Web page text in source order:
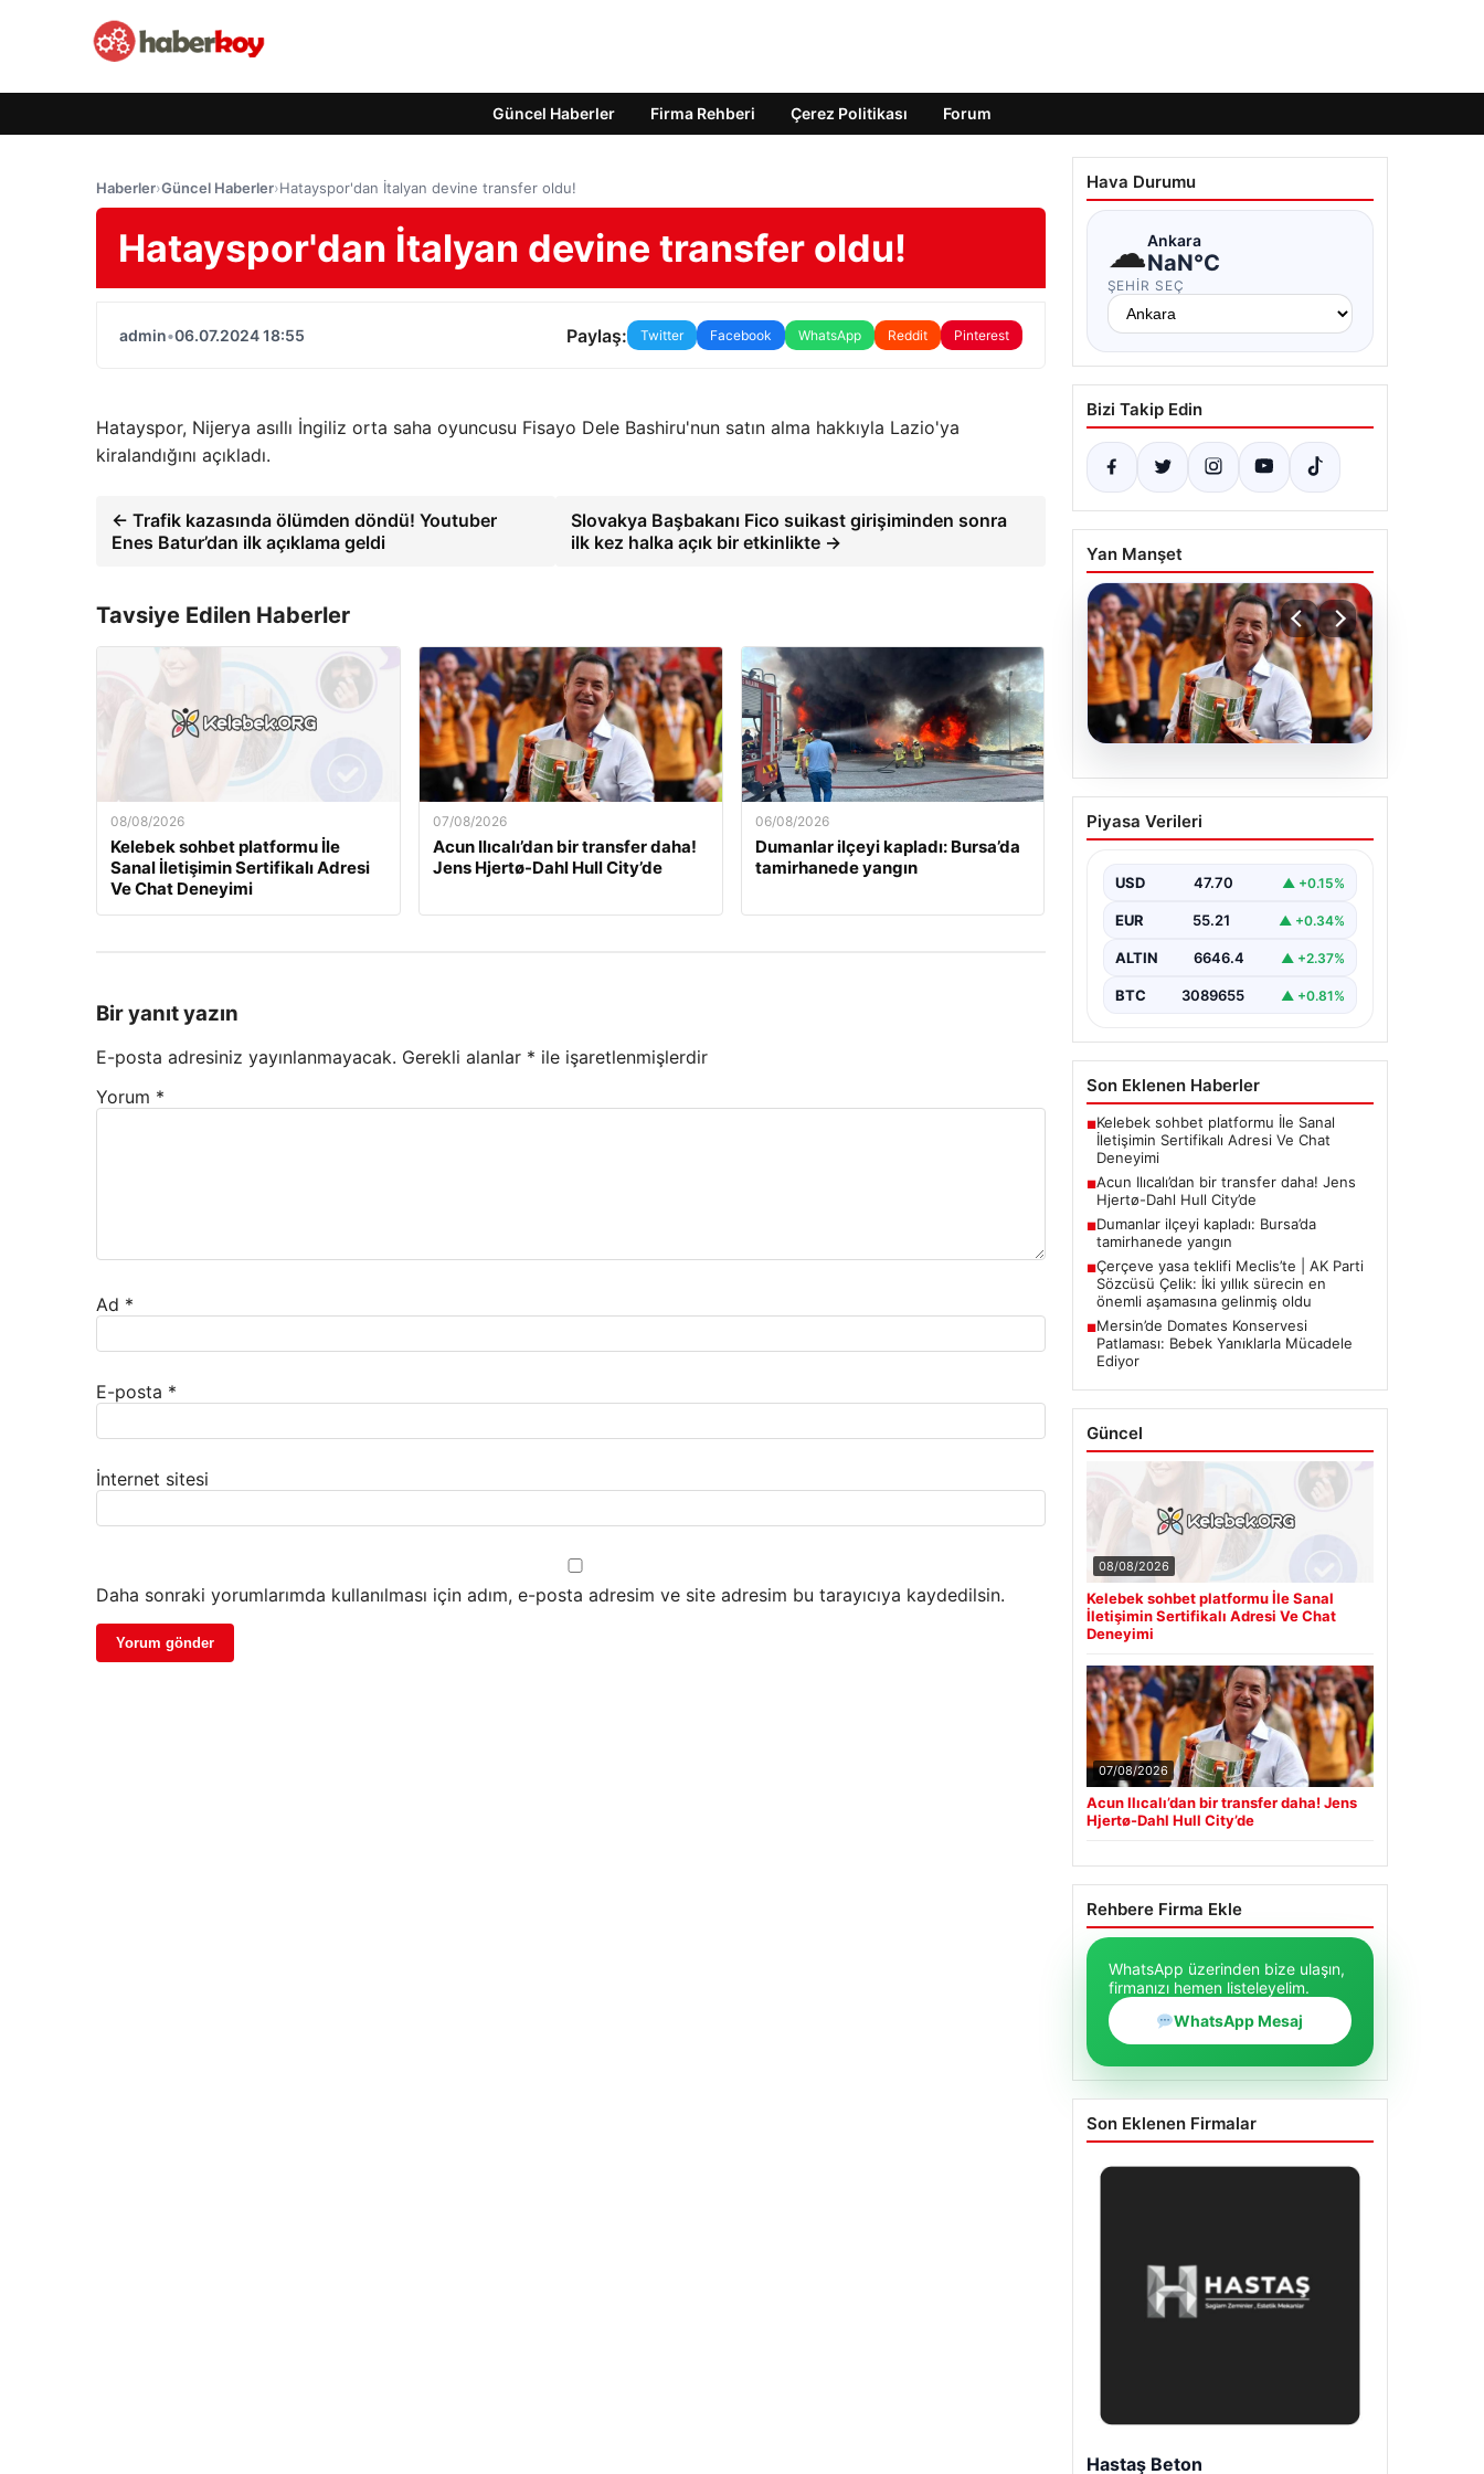
Güncel Haberler Firma Rehberi Çerez Politikası Forum
Haberler›Güncel Haberler›Hatayspor'dan İtalyan devine transfer oldu!
Hatayspor'dan İtalyan devine transfer oldu!
admin•06.07.2024 18:55 Paylaş: Twitter Facebook WhatsApp Reddit Pinterest
Hatayspor, Nijerya asıllı İngiliz orta saha oyuncusu Fisayo Dele Bashiru'nun satın alma hakkıyla Lazio'ya
kiralandığını açıkladı.
← Trafik kazasında ölümden döndü! Youtuber
Enes Batur’dan ilk açıklama geldi
Slovakya Başbakanı Fico suikast girişiminden sonra
ilk kez halka açık bir etkinlikte →
Tavsiye Edilen Haberler
08/08/2026
Kelebek sohbet platformu İle
Sanal İletişimin Sertifikalı Adresi
Ve Chat Deneyimi
07/08/2026
Acun Ilıcalı’dan bir transfer daha!
Jens Hjertø-Dahl Hull City’de
06/08/2026
Dumanlar ilçeyi kapladı: Bursa’da
tamirhanede yangın
Bir yanıt yazın
E-posta adresiniz yayınlanmayacak. Gerekli alanlar * ile işaretlenmişlerdir
Yorum *
Ad *
E-posta *
İnternet sitesi
Daha sonraki yorumlarımda kullanılması için adım, e-posta adresim ve site adresim bu tarayıcıya kaydedilsin.
Hava Durumu
☁Ankara
NaN°C
ŞEHIR SEÇ
Bizi Takip Edin
Yan Manşet
07.08.2026
Acun Ilıcalı’dan bir
transfer daha! Jens
Piyasa Verileri
USD 47.70 ▲ +0.15%
EUR 55.21 ▲ +0.34%
ALTIN 6646.4 ▲ +2.37%
BTC 3089655 ▲ +0.81%
Son Eklenen Haberler
■Kelebek sohbet platformu İle Sanal
İletişimin Sertifikalı Adresi Ve Chat
Deneyimi
■Acun Ilıcalı’dan bir transfer daha! Jens
Hjertø-Dahl Hull City’de
■Dumanlar ilçeyi kapladı: Bursa’da
tamirhanede yangın
■Çerçeve yasa teklifi Meclis’te | AK Parti
Sözcüsü Çelik: İki yıllık sürecin en
önemli aşamasına gelinmiş oldu
■Mersin’de Domates Konservesi
Patlaması: Bebek Yanıklarla Mücadele
Ediyor
Güncel
08/08/2026
Kelebek sohbet platformu İle Sanal
İletişimin Sertifikalı Adresi Ve Chat
Deneyimi
07/08/2026
Acun Ilıcalı’dan bir transfer daha! Jens
Hjertø-Dahl Hull City’de
Rehbere Firma Ekle
WhatsApp üzerinden bize ulaşın,
firmanızı hemen listeleyelim.
WhatsApp Mesaj
Son Eklenen Firmalar
Hastaş Beton